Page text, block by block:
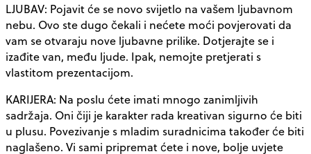
LJUBAV: Pojavit će se novo svijetlo na vašem ljubavnom
nebu. Ovo ste dugo čekali i nećete moći povjerovati da
vam se otvaraju nove ljubavne prilike. Dotjerajte se i
izađite van, među ljude. Ipak, nemojte pretjerati s
vlastitom prezentacijom.
KARIJERA: Na poslu ćete imati mnogo zanimljivih
sadržaja. Oni čiji je karakter rada kreativan sigurno će biti
u plusu. Povezivanje s mladim suradnicima također će biti
naglašeno. Vi sami pripremat ćete i nove, bolje uvjete